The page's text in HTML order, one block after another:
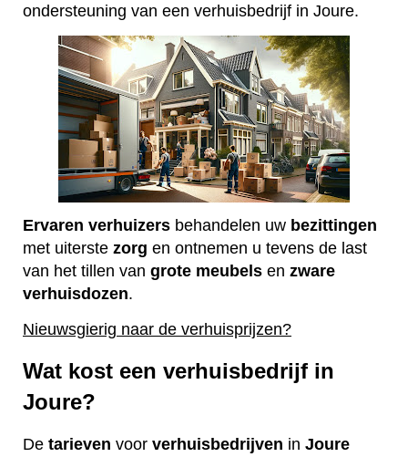
ondersteuning van een verhuisbedrijf in Joure.
Ervaren verhuizers behandelen uw bezittingen
met uiterste zorg en ontnemen u tevens de last
van het tillen van grote meubels en zware
verhuisdozen.
Nieuwsgierig naar de verhuisprijzen?
Wat kost een verhuisbedrijf in
Joure?
De tarieven voor verhuisbedrijven in Joure